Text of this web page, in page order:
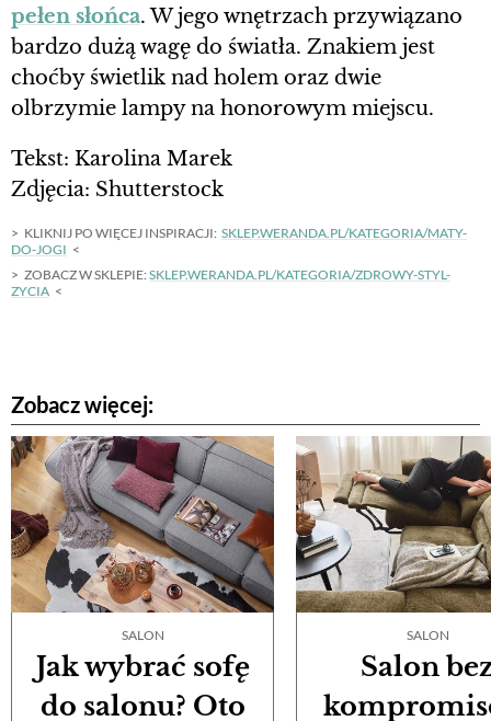
pełen słońca. W jego wnętrzach przywiązano
bardzo dużą wagę do światła. Znakiem jest
choćby świetlik nad holem oraz dwie
olbrzymie lampy na honorowym miejscu.
Tekst: Karolina Marek
Zdjęcia: Shutterstock
KLIKNIJ PO WIĘCEJ INSPIRACJI: SKLEP.WERANDA.PL/KATEGORIA/MATY-
DO-JOGI
ZOBACZ W SKLEPIE:SKLEP.WERANDA.PL/KATEGORIA/ZDROWY-STYL-
ZYCIA
Zobacz więcej:
SALON
Jak wybrać sofę
do salonu? Oto
SALON
Salon